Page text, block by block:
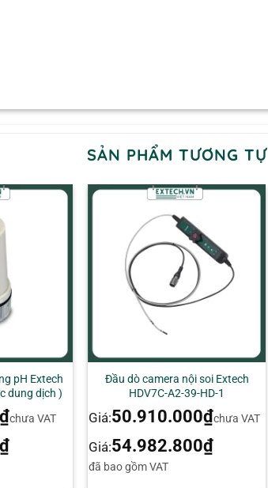
SẢN PHẨM TƯƠNG TỰ
pH Extech
dung dịch )
chưa VAT
Đầu dò camera nội soi Extech
HDV7C-A2-39-HD-1
Giá:50.910.000₫chưa VAT
Giá:54.982.800₫
đã bao gồm VAT